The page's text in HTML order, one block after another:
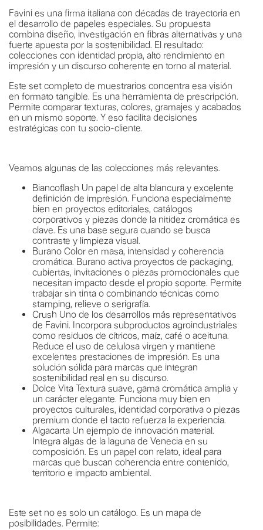
Favini es una firma italiana con décadas de trayectoria en
el desarrollo de papeles especiales. Su propuesta
combina diseño, investigación en fibras alternativas y una
fuerte apuesta por la sostenibilidad. El resultado:
colecciones con identidad propia, alto rendimiento en
impresión y un discurso coherente en torno al material.
Este set completo de muestrarios concentra esa visión
en formato tangible. Es una herramienta de prescripción.
Permite comparar texturas, colores, gramajes y acabados
en un mismo soporte. Y eso facilita decisiones
estratégicas con tu socio-cliente.
Veamos algunas de las colecciones más relevantes.
Biancoflash Un papel de alta blancura y excelente
definición de impresión. Funciona especialmente
bien en proyectos editoriales, catálogos
corporativos y piezas donde la nitidez cromática es
clave. Es una base segura cuando se busca
contraste y limpieza visual.
Burano Color en masa, intensidad y coherencia
cromática. Burano activa proyectos de packaging,
cubiertas, invitaciones o piezas promocionales que
necesitan impacto desde el propio soporte. Permite
trabajar sin tinta o combinando técnicas como
stamping, relieve o serigrafía.
Crush Uno de los desarrollos más representativos
de Favini. Incorpora subproductos agroindustriales
como residuos de cítricos, maíz, café o aceituna.
Reduce el uso de celulosa virgen y mantiene
excelentes prestaciones de impresión. Es una
solución sólida para marcas que integran
sostenibilidad real en su discurso.
Dolce Vita Textura suave, gama cromática amplia y
un carácter elegante. Funciona muy bien en
proyectos culturales, identidad corporativa o piezas
premium donde el tacto refuerza la experiencia.
Algacarta Un ejemplo de innovación material.
Integra algas de la laguna de Venecia en su
composición. Es un papel con relato, ideal para
marcas que buscan coherencia entre contenido,
territorio e impacto ambiental.
Este set no es solo un catálogo. Es un mapa de
posibilidades. Permite: